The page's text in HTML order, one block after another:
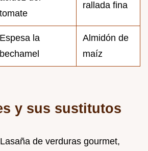
tomate
rallada fina
Espesa la
bechamel
Almidón de
maíz
y sus sustitutos
de verduras gourmet,